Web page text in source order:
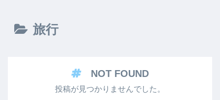
旅行
NOT FOUND
投稿が見つかりませんでした。